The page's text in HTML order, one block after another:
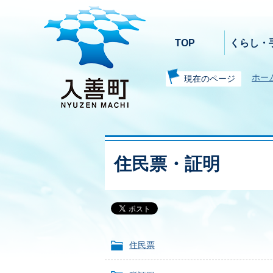
TOP くらし・
現在のページ ホー
住民票・証明
住民票